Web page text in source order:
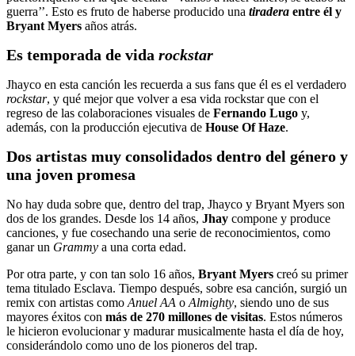
guerra’’. Esto es fruto de haberse producido una tiradera entre él y
Bryant Myers años atrás.
Es temporada de vida rockstar
Jhayco en esta canción les recuerda a sus fans que él es el verdadero
rockstar, y qué mejor que volver a esa vida rockstar que con el
regreso de las colaboraciones visuales de Fernando Lugo y,
además, con la producción ejecutiva de House Of Haze.
Dos artistas muy consolidados dentro del género y
una joven promesa
No hay duda sobre que, dentro del trap, Jhayco y Bryant Myers son
dos de los grandes. Desde los 14 años, Jhay compone y produce
canciones, y fue cosechando una serie de reconocimientos, como
ganar un Grammy a una corta edad.
Por otra parte, y con tan solo 16 años, Bryant Myers creó su primer
tema titulado Esclava. Tiempo después, sobre esa canción, surgió un
remix con artistas como Anuel AA o Almighty, siendo uno de sus
mayores éxitos con más de 270 millones de visitas. Estos números
le hicieron evolucionar y madurar musicalmente hasta el día de hoy,
considerándolo como uno de los pioneros del trap.